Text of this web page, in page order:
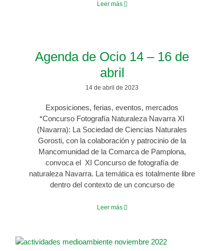
Leer más
Agenda de Ocio 14 – 16 de
abril
14 de abril de 2023
Exposiciones, ferias, eventos, mercados
*Concurso Fotografía Naturaleza Navarra XI
(Navarra): La Sociedad de Ciencias Naturales
Gorosti, con la colaboración y patrocinio de la
Mancomunidad de la Comarca de Pamplona,
convoca el XI Concurso de fotografía de
naturaleza Navarra. La temática es totalmente libre
dentro del contexto de un concurso de
Leer más